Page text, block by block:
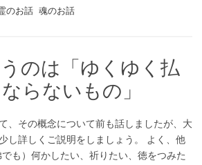
のお話 魂のお話
のは「ゆくゆく払
らないもの」
、その概念について前も話しましたが、大
し詳しくご説明をしましょう。 よく、他
も）何かしたい、祈りたい、徳をつみた